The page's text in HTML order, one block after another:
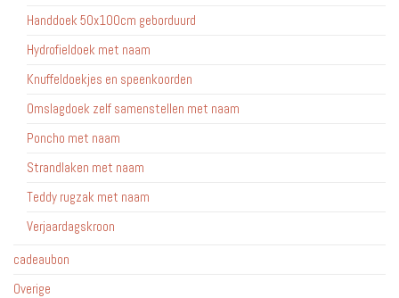
Handdoek 50x100cm geborduurd
Hydrofieldoek met naam
Knuffeldoekjes en speenkoorden
Omslagdoek zelf samenstellen met naam
Poncho met naam
Strandlaken met naam
Teddy rugzak met naam
Verjaardagskroon
cadeaubon
Overige